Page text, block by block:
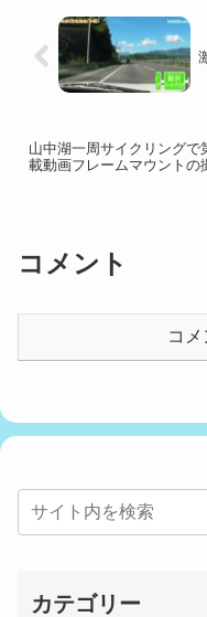
山中湖一周サイクリングで
載動画フレームマウントの
コメント
コ
カテゴリー